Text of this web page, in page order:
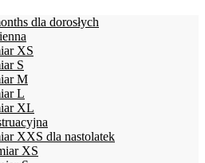
dla dorosłych
XS
S
M
L
XL
XXS dla nastolatek
XS